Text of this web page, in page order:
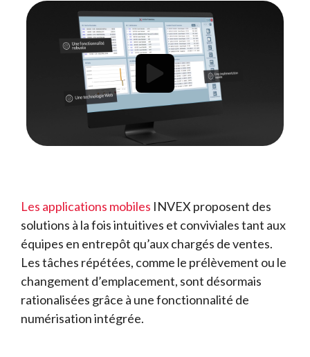
Les applications mobiles INVEX proposent des
solutions à la fois intuitives et conviviales tant aux
équipes en entrepôt qu’aux chargés de ventes.
Les tâches répétées, comme le prélèvement ou le
changement d’emplacement, sont désormais
rationalisées grâce à une fonctionnalité de
numérisation intégrée.